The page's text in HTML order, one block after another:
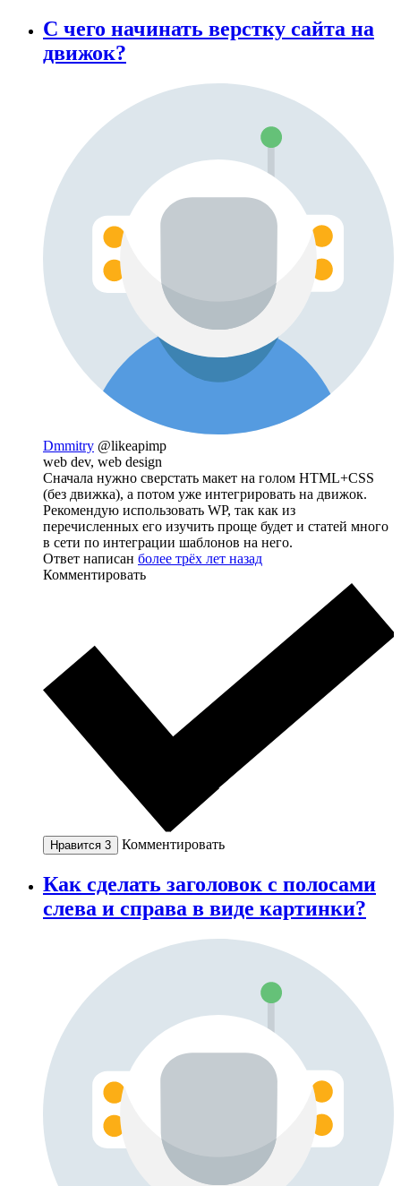
С чего начинать верстку сайта на
движок?
Dmmitry @likeapimp
web dev, web design
Сначала нужно сверстать макет на голом HTML+CSS
(без движка), а потом уже интегрировать на движок.
Рекомендую использовать WP, так как из
перечисленных его изучить проще будет и статей много
в сети по интеграции шаблонов на него.
Ответ написан более трёх лет назад
Комментировать
Нравится 3 Комментировать
Как сделать заголовок с полосами
слева и справа в виде картинки?